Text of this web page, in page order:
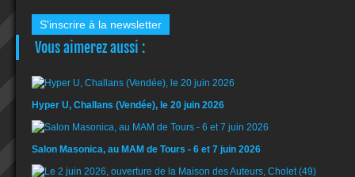
S'inscrire à la newsletter
Vous aimerez aussi :
Hyper U, Challans (Vendée), le 20 juin 2026
Salon Masonica, au MAM de Tours - 6 et 7 juin 2026